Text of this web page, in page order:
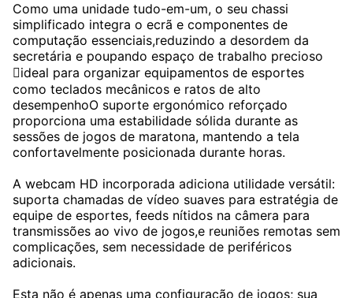
Como uma unidade tudo-em-um, o seu chassi
simplificado integra o ecrã e componentes de
computação essenciais,reduzindo a desordem da
secretária e poupando espaço de trabalho precioso
ideal para organizar equipamentos de esportes
como teclados mecânicos e ratos de alto
desempenhoO suporte ergonómico reforçado
proporciona uma estabilidade sólida durante as
sessões de jogos de maratona, mantendo a tela
confortavelmente posicionada durante horas.
A webcam HD incorporada adiciona utilidade versátil:
suporta chamadas de vídeo suaves para estratégia de
equipe de esportes, feeds nítidos na câmera para
transmissões ao vivo de jogos,e reuniões remotas sem
complicações, sem necessidade de periféricos
adicionais.
Esta não é apenas uma configuração de jogos; sua